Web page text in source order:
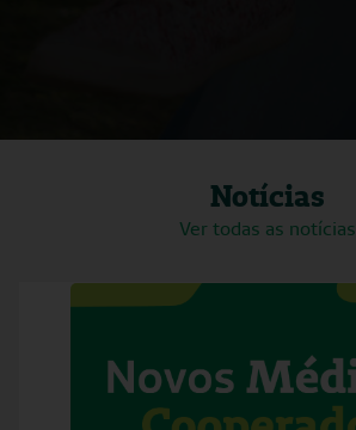
Notícias
Ver todas as notícias